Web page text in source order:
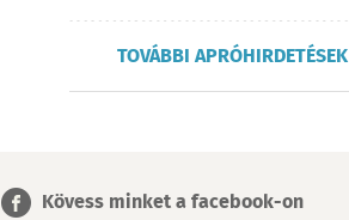
TOVÁBBI APRÓHIRDETÉSEK
Kövess minket a facebook-on